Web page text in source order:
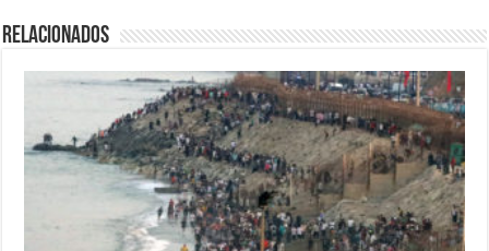
Relacionados